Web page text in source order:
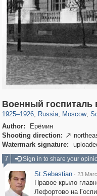
Военный госпиталь
1925–1926, Russia
1,407,758
, Moscow
319,968 8,295
,
Author:
Ерёмин
Shooting direction: 
Watermark signature:
7
Sign in to share your
St.Sebastian · 23
Правое крыло
Лефортово на